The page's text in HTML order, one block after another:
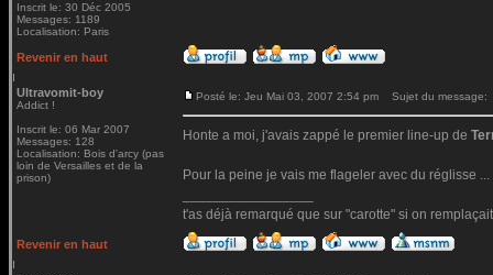
Inscrit le: 30 Déc 2005
Messages: 1189
Localisation: Paris
Revenir en haut
Ultravomit-boy
Addict !
Inscrit le: 06 Mar 2007
Messages: 128
Localisation: Bois d'arcy (pas
loin de Versailles et de la
prison)
Posté le: Jeu Mai 03, 2007 2:54 pm Sujet du message:
Honte a moi, j'avais zappé le premier line-up de
Pour la peine je vais me flageler avec du réglisse ...
t'as déjà remarqué que sur "carotte" si on
Revenir en haut